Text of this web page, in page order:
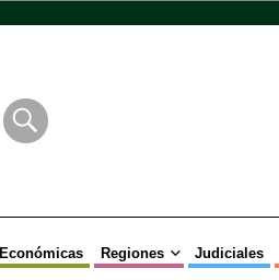
Económicas Regiones Judiciales